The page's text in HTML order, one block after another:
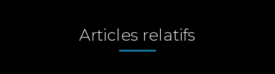
Articles relatifs